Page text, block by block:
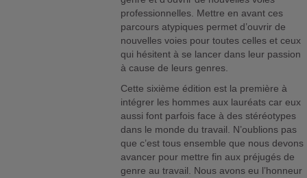
professionnelles. Mettre en avant ces
parcours atypiques permet d’ouvrir de
nouvelles voies pour toutes celles et ceux
qui hésitent à se lancer dans leur passion
à cause de leurs genres.
Cette sixième édition est la première à
intégrer les hommes aux lauréats car eux
aussi font parfois face à des stéréotypes
dans le monde du travail. N’oublions pas
que c’est tous ensemble que nous devons
avancer pour mettre fin aux préjugés de
genre au travail. Nous avons eu l’honneur